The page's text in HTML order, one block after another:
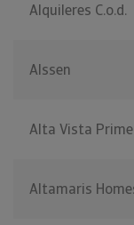
Alquileres C.o.d.
Alssen
Alta Vista Prime
Altamaris